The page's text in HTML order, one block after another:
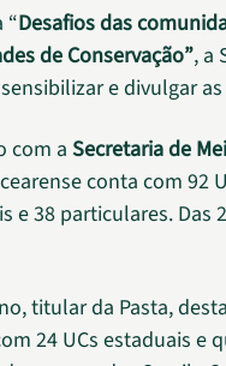
“Desafios das
de Conservação”, a
e divulgar
com a Secretaria de
conta com 92
e 38 particulares. Das
titular da Pasta,
24 UCs estaduais e